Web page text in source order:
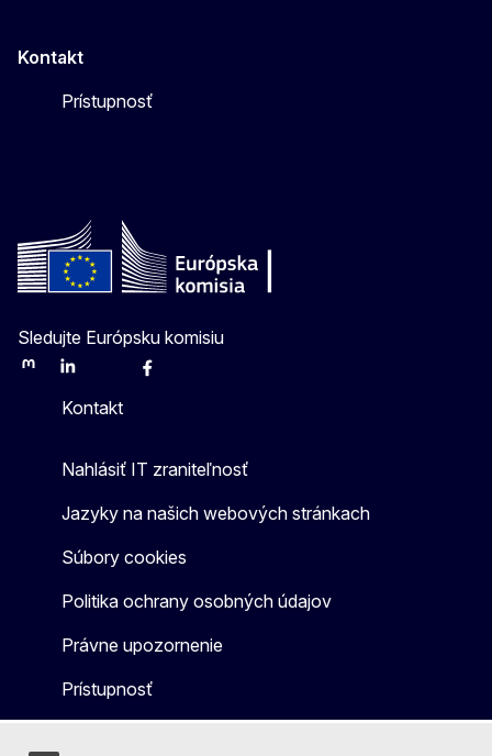
Kontakt
Prístupnosť
Sledujte Európsku komisiu
MastodonLinkedInBlueskyFacebook
Kontakt
Nahlásiť IT zraniteľnosť
Jazyky na našich webových stránkach
Súbory cookies
Politika ochrany osobných údajov
Právne upozornenie
Prístupnosť